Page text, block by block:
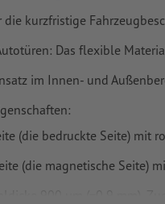
die kurzfristige
Das flexible
im Innen- und
(die bedruckte Seite) mit
(die magnetische Seite)